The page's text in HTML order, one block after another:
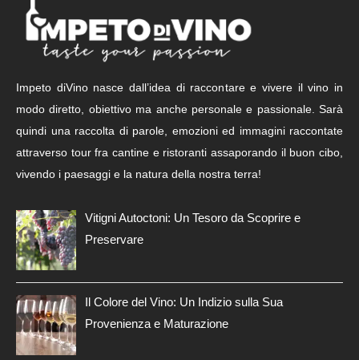
Impeto diVino nasce dall’idea di raccontare e vivere il vino in
modo diretto, obiettivo ma anche personale e passionale. Sarà
quindi una raccolta di parole, emozioni ed immagini raccontate
attraverso tour fra cantine e ristoranti assaporando il buon cibo,
vivendo i paesaggi e la natura della nostra terra!
Vitigni Autoctoni: Un Tesoro da Scoprire e
Preservare
Il Colore del Vino: Un Indizio sulla Sua
Provenienza e Maturazione